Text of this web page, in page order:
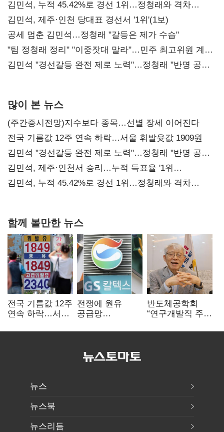
김민석, 누적 45.42%로 경선 1위…정청래와 격차
0.86%p(2보)
김민석, 제주·인천 당대표 경선서 '1위'(1보)
공세 멈춘 김민석…정청래 "갈등은 제가 수습"
"팀 정청래 정리" "이중잣대 말라"…민주 최고위원 계파
다툼 격화
김민석 "경선갈등 완전 제로 노력"…정청래 "반명 공세
많이 본 뉴스
(주간증시전망)지수보다 종목…선별 장세 이어진다
전국 기름값 12주 연속 하락…서울 휘발윳값 1909원
김민석 "경선갈등 완전 제로 노력"…정청래 "반명 공세
사과부터"
김민석, 제주·인천서 승리…누적 득표율 '1위
탈환'(종합)
김민석, 누적 45.42%로 경선 1위…정청래와 격차
함께 볼만한 뉴스
전국 기름값 12주
연속 하락…서울
전쟁에 원유
공급망
정유, 에너지안보
반도체공학회
“연구개발직 주
개선해야”
뉴스
뉴스북
뉴스리듬